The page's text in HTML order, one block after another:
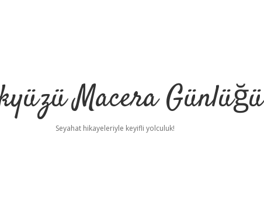
Macera Günlüğü
Seyahat hikayeleriyle keyifli yolculuk!